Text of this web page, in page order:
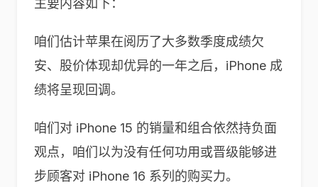
主要内容如下：
咱们估计苹果在阅历了大多数季度成绩欠
安、股价体现却优异的一年之后，iPhone 成
绩将呈现回调。
咱们对 iPhone 15 的销量和组合依然持负面
观点，咱们以为没有任何功用或晋级能够进
步顾客对 iPhone 16 系列的购买力。